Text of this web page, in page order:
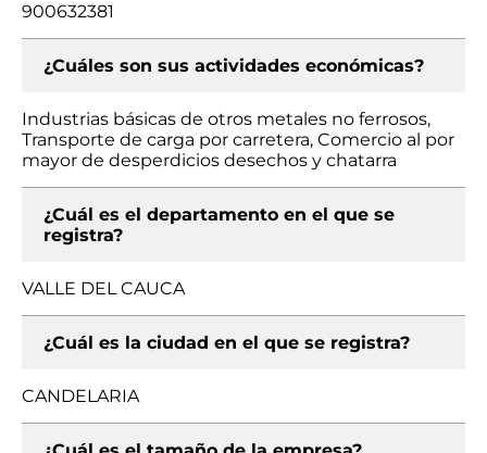
900632381
¿Cuáles son sus actividades económicas?
Industrias básicas de otros metales no ferrosos,
Transporte de carga por carretera, Comercio al por
mayor de desperdicios desechos y chatarra
¿Cuál es el departamento en el que se
registra?
VALLE DEL CAUCA
¿Cuál es la ciudad en el que se registra?
CANDELARIA